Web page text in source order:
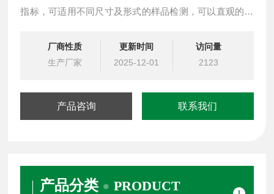
指标，可适用不同尺寸及形式的样品检测，可以直观的测
理性能研究有着重要的作用。
厂商性质
生产厂家
更新时间
2025-12-01
访问量
2123
产品咨询 联系我们
产品分类 PRODUCT